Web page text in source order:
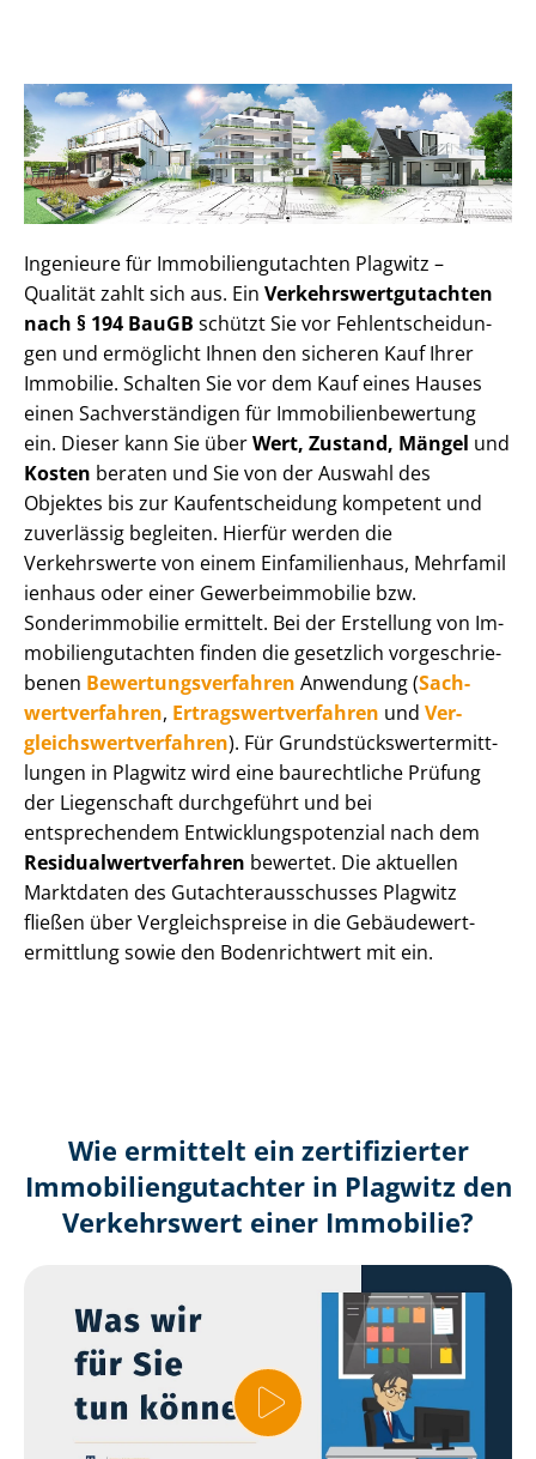
Ingenieure für Im­mo­bi­li­en­gut­ach­ten Plagwitz –
Qualität zahlt sich aus. Ein Ver­kehrs­wert­gut­ach­ten
nach § 194 BauGB schützt Sie vor Fehl­ent­schei­dun­
gen und ermöglicht Ihnen den sicheren Kauf Ihrer
Immobilie. Schalten Sie vor dem Kauf eines Hauses
einen Sach­ver­stän­di­gen für Im­mo­bi­li­en­be­wer­tung
ein. Dieser kann Sie überWert, Zustand, Mängel und
Kosten beraten und Sie von der Auswahl des
Objektes bis zur Kauf­ent­schei­dung kompetent und
zuverlässig begleiten. Hierfür werden die
Verkehrswerte von einem Einfamilienhaus, Mehr­fa­mi­l
i­en­haus oder einer Ge­wer­be­im­mo­bi­lie bzw.
Sonderimmobilie ermittelt. Bei der Erstellung von Im­
mo­bi­li­en­gut­ach­ten finden die gesetzlich vor­ge­schrie­
be­nen Be­wer­tungs­ver­fah­ren Anwendung (Sach­
wert­ver­fah­ren, Er­trags­wert­ver­fah­ren und Ver­
gleichs­wert­ver­fah­ren). Für Grund­stücks­wert­ermitt­
lun­gen in Plagwitz wird eine baurechtliche Prüfung
der Liegenschaft durchgeführt und bei
entsprechendem Ent­wick­lungs­po­ten­zi­al nach dem
Re­si­du­al­wert­ver­fah­ren bewertet. Die aktuellen
Marktdaten des Gut­ach­ter­aus­schus­ses Plagwitz
fließen über Ver­gleichs­prei­se in die Ge­bäu­de­wert­
ermitt­lung sowie den Bodenrichtwert mit ein.
Wie ermittelt ein zertifizierter
Immobilien­gutachter in Plagwitz den
Verkehrswert einer Immobilie?